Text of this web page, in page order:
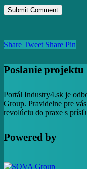
Share Tweet Share Pin
Poslanie projektu
Portál Industry4.sk je
Group. Pravidelne pre
revolúciu do praxe s
Powered by